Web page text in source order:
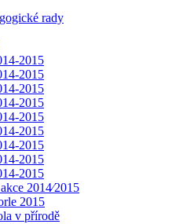
rady
2015
2015
2015
2015
2015
2015
2015
2015
2015
2014⁄2015
2015
v přírodě